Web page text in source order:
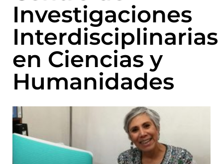
Investigaciones
Interdisciplinarias
en Ciencias y
Humanidades